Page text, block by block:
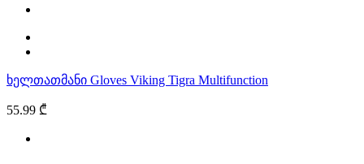
ხელთათმანი Gloves Viking Tigra Multifunction
55.99 ₾